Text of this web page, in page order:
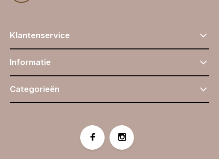
Klantenservice
Informatie
Categorieën